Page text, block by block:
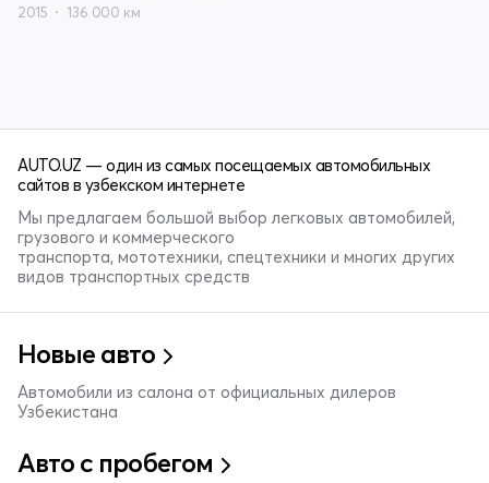
2015 136 000 км
AUTO.UZ — один из самых посещаемых автомобильных
сайтов в узбекском интернете
Мы предлагаем большой выбор легковых автомобилей,
грузового и коммерческого
транспорта, мототехники, спецтехники и многих других
видов транспортных средств
Новые авто
Автомобили из салона от официальных дилеров
Узбекистана
Авто с пробегом